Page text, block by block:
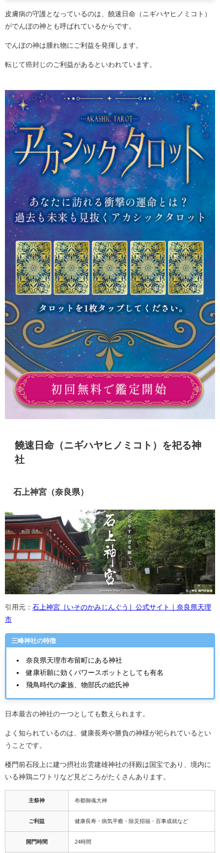
皮膚病の守護となっているのは、饒速日命（ニギハヤヒノミコト）
がでんぼの神とも呼ばれているからです。
でんぼの神は腫れ物にご利益を発揮します。
転じて癌封じのご利益があるといわれています。
饒速日命（ニギハヤヒノミコト）を祀る神
社
石上神宮（奈良県）
引用元： 石上神宮［いそのかみじんぐう］公式サイト｜奈良県天理
市
三峰神社の特徴
奈良県天理市布留町にある神社
健康祈願に効くパワースポットとしても有名
飛鳥時代の豪族、物部氏の総氏神
日本最古の神社の一つとしても数えられます。
よく知られているのは、健康長寿や勝負の神様が祀られているとい
うことです。
楼門前石段上に建つ摂社出雲建雄神社の拝殿は国宝であり、境内に
いる神鶏ニワトリなど見どころがたくさんあります。
主祭神 布都御魂大神
ご利益 健康長寿・病気平癒・除災招福・百事成就など
開門時間 24時間